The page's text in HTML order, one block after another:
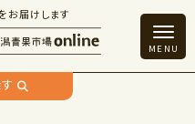
お届けします